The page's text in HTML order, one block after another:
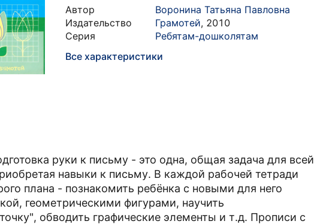
Автор
Воронина Татьяна Павловна
Издательство
Грамотей, 2010
Серия
Ребятам-дошколятам
Все характеристики
руки к письму - это одна, общая задача для всей
навыки к письму. В каждой рабочей тетради
плана - познакомить ребёнка с новыми для него
геометрическими фигурами, научить
обводить графические элементы и т.д. Прописи с